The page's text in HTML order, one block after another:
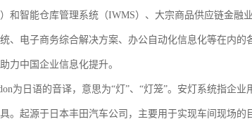
）和智能仓库管理系统（IWMS）、大宗商品供应链金
、电子商务综合解决方案、办公自动化信息化等在内
力中国企业信息化提升。
为日语的音译，意思为“灯”、“灯笼”。安灯系统指企
。起源于日本丰田汽车公司，主要用于实现车间现场